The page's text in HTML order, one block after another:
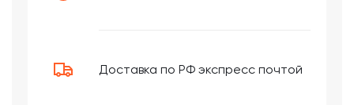
Доставка по РФ экспресс почтой